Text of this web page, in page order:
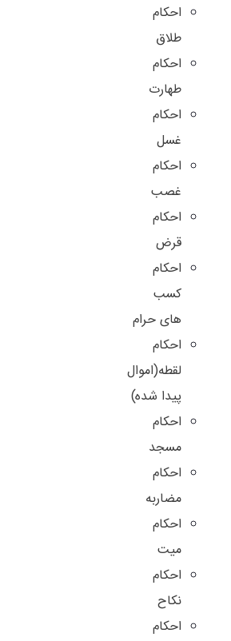
احکام
طلاق
احکام
طهارت
احکام
غسل
احکام
غصب
احکام
قرض
احکام
کسب
های حرام
احکام
لقطه(اموال
پیدا شده)
احکام
مسجد
احکام
مضاربه
احکام
میت
احکام
نکاح
احکام